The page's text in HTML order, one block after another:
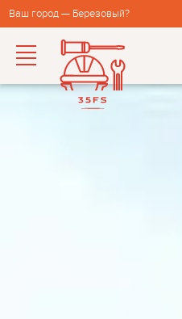
Ваш город — Березовый?